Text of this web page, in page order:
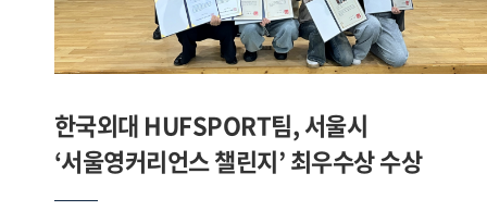
분야에서 성과를 거두고 있다.[사진. 성남청년 창업 역량강화
프로젝트 THE 와플 4기에 선정된 글로벌캠퍼스 HUFS Start-
up Platform 소속 CYCLE-B 팀]이번에 선정된 학생창업팀들은
다양한 분야에서 사업 아이템을 선보이고 있다. 이는 우리 대학
학생 창업가들이 보유한 폭넓은 시야와 사업화 역량을
한국외대 HUFSPORT팀, 서울시
‘서울영커리언스 챌린지’ 최우수상 수상